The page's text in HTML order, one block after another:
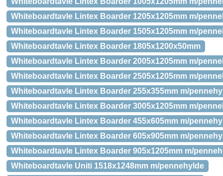
Whiteboardtavle Lintex Boarder 1205x1205mm m/
Whiteboardtavle Lintex Boarder 1505x1205mm m/
Whiteboardtavle Lintex Boarder 1805x1200x50mm
Whiteboardtavle Lintex Boarder 2005x1205mm m/
Whiteboardtavle Lintex Boarder 2505x1205mm m/
Whiteboardtavle Lintex Boarder 255x355mm m/
Whiteboardtavle Lintex Boarder 3005x1205mm m/
Whiteboardtavle Lintex Boarder 455x605mm m/
Whiteboardtavle Lintex Boarder 605x905mm m/
Whiteboardtavle Lintex Boarder 905x1205mm m/
Whiteboardtavle Uniti 1518x1248mm m/pennehylde